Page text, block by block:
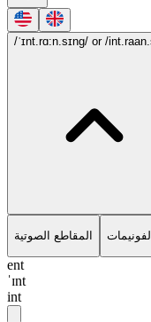
/ˈɪnt.rɑ:n.sɪng/ or /
المقاطع الصوتية الفونيمات
ent
ˈɪnt
int